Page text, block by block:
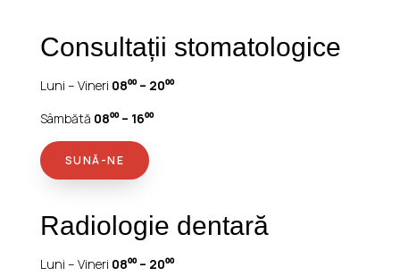
Consultații stomatologice
Luni – Vineri 08⁰⁰ – 20⁰⁰
Sâmbătă 08⁰⁰ – 16⁰⁰
SUNĂ-NE
Radiologie dentară
Luni – Vineri 08⁰⁰ – 20⁰⁰